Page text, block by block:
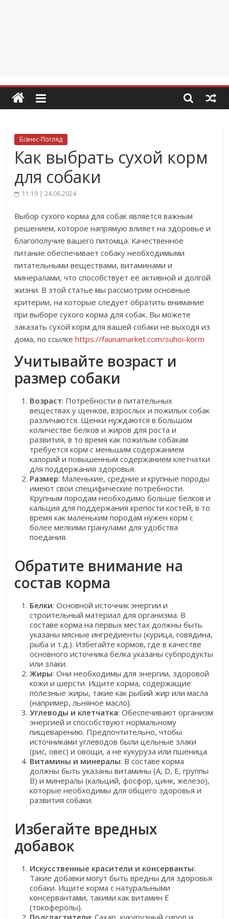
Бізнес-Погляд
Как выбрать сухой корм
для собаки
11:19 | 24.06.2024
Выбор сухого корма для собак является важным
решением, которое напрямую влияет на здоровье и
благополучие вашего питомца. Качественное
питание обеспечивает собаку необходимыми
питательными веществами, витаминами и
минералами, что способствует её активной и долгой
жизни. В этой статье мы рассмотрим основные
критерии, на которые следует обратить внимание
при выборе сухого корма для собак. Вы можете
заказать сухой корм для вашей собаки не выходя из
дома, по ссылкеhttps://faunamarket.com/suhoi-korm
Учитывайте возраст и
размер собаки
Возраст: Потребности в питательных
веществах у щенков, взрослых и пожилых собак
различаются. Щенки нуждаются в большом
количестве белков и жиров для роста и
развития, в то время как пожилым собакам
требуется корм с меньшим содержанием
калорий и повышенным содержанием клетчатки
для поддержания здоровья.
Размер: Маленькие, средние и крупные породы
имеют свои специфические потребности.
Крупным породам необходимо больше белков и
кальция для поддержания крепости костей, в то
время как маленьким породам нужен корм с
более мелкими гранулами для удобства
поедания.
Обратите внимание на
состав корма
Белки: Основной источник энергии и
строительный материал для организма. В
составе корма на первых местах должны быть
указаны мясные ингредиенты (курица, говядина,
рыба и т.д.). Избегайте кормов, где в качестве
основного источника белка указаны субпродукты
или злаки.
Жиры: Они необходимы для энергии, здоровой
кожи и шерсти. Ищите корма, содержащие
полезные жиры, такие как рыбий жир или масла
(например, льняное масло).
Углеводы и клетчатка: Обеспечивают организм
энергией и способствуют нормальному
пищеварению. Предпочтительно, чтобы
источниками углеводов были цельные злаки
(рис, овес) и овощи, а не кукуруза или пшеница.
Витамины и минералы: В составе корма
должны быть указаны витамины (A, D, E, группы
B) и минералы (кальций, фосфор, цинк, железо),
которые необходимы для общего здоровья и
развития собаки.
Избегайте вредных
добавок
Искусственные красители и консерванты:
Такие добавки могут быть вредны для здоровья
собаки. Ищите корма с натуральными
консервантами, такими как витамин E
(токоферолы).
Подсластители: Сахар, кукурузный сироп и